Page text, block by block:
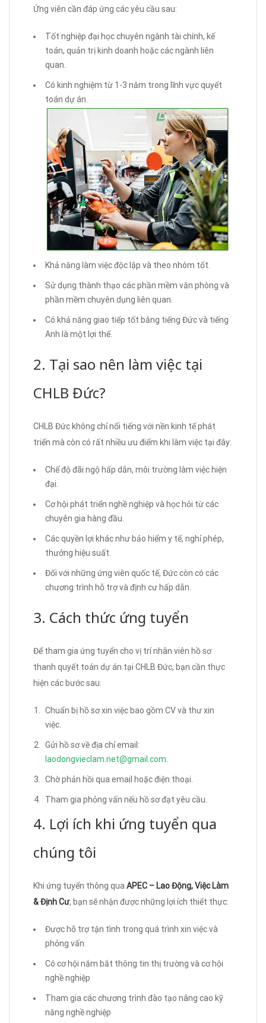
Ứng viên cần đáp ứng các yêu cầu sau:
Tốt nghiệp đại học chuyên ngành tài chính, kế
toán, quản trị kinh doanh hoặc các ngành liên
quan.
Có kinh nghiệm từ 1-3 năm trong lĩnh vực quyết
toán dự án.
Khả năng làm việc độc lập và theo nhóm tốt.
Sử dụng thành thạo các phần mềm văn phòng và
phần mềm chuyên dụng liên quan.
Có khả năng giao tiếp tốt bằng tiếng Đức và tiếng
Anh là một lợi thế.
2. Tại sao nên làm việc tại
CHLB Đức?
CHLB Đức không chỉ nổi tiếng với nền kinh tế phát
triển mà còn có rất nhiều ưu điểm khi làm việc tại đây:
Chế độ đãi ngộ hấp dẫn, môi trường làm việc hiện
đại.
Cơ hội phát triển nghề nghiệp và học hỏi từ các
chuyên gia hàng đầu.
Các quyền lợi khác như bảo hiểm y tế, nghỉ phép,
thưởng hiệu suất.
Đối với những ứng viên quốc tế, Đức còn có các
chương trình hỗ trợ và định cư hấp dẫn.
3. Cách thức ứng tuyển
Để tham gia ứng tuyển cho vị trí nhân viên hồ sơ
thanh quyết toán dự án tại CHLB Đức, bạn cần thực
hiện các bước sau:
Chuẩn bị hồ sơ xin việc bao gồm CV và thư xin
việc.
Gửi hồ sơ về địa chỉ email:
laodongvieclam.net@gmail.com.
Chờ phản hồi qua email hoặc điện thoại.
Tham gia phỏng vấn nếu hồ sơ đạt yêu cầu.
4. Lợi ích khi ứng tuyển qua
chúng tôi
Khi ứng tuyển thông quaAPEC – Lao Động, Việc Làm
& Định Cư, bạn sẽ nhận được những lợi ích thiết thực:
Được hỗ trợ tận tình trong quá trình xin việc và
phỏng vấn.
Có cơ hội nắm bắt thông tin thị trường và cơ hội
nghề nghiệp
Tham gia các chương trình đào tạo nâng cao kỹ
năng nghề nghiệp